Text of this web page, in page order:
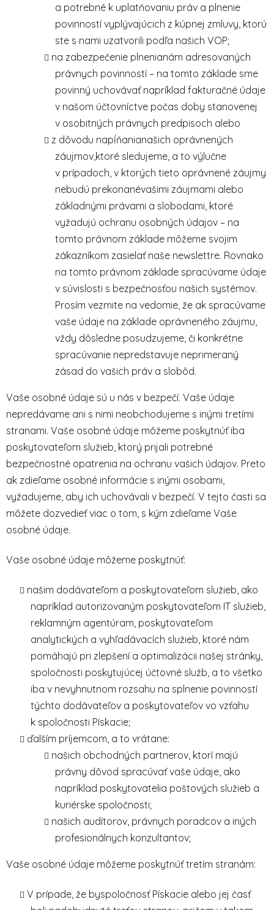
a potrebné k uplatňovaniu práv a plnenie
povinností vyplývajúcich z kúpnej zmluvy, ktorú
ste s nami uzatvorili podľa našich VOP;
na zabezpečenie plnenianám adresovaných
právnych povinností – na tomto základe sme
povinný uchovávať napríklad fakturačné údaje
v našom účtovníctve počas doby stanovenej
v osobitných právnych predpisoch alebo
z dôvodu napĺňanianašich oprávnených
záujmov,ktoré sledujeme, a to výlučne
v prípadoch, v ktorých tieto oprávnené záujmy
nebudú prekonanévašimi záujmami alebo
základnými právami a slobodami, ktoré
vyžadujú ochranu osobných údajov – na
tomto právnom základe môžeme svojim
zákazníkom zasielať naše newslettre. Rovnako
na tomto právnom základe spracúvame údaje
v súvislosti s bezpečnosťou našich systémov.
Prosím vezmite na vedomie, že ak spracúvame
vaše údaje na základe oprávneného záujmu,
vždy dôsledne posudzujeme, či konkrétne
spracúvanie nepredstavuje neprimeraný
zásad do vašich práv a slobôd.
Vaše osobné údaje sú u nás v bezpečí. Vaše údaje
nepredávame ani s nimi neobchodujeme s inými tretími
stranami. Vaše osobné údaje môžeme poskytnúť iba
poskytovateľom služieb, ktorý prijali potrebné
bezpečnostné opatrenia na ochranu vašich údajov. Preto
ak zdieľame osobné informácie s inými osobami,
vyžadujeme, aby ich uchovávali v bezpečí. V tejto časti sa
môžete dozvedieť viac o tom, s kým zdieľame Vaše
osobné údaje.
Vaše osobné údaje môžeme poskytnúť:
našim dodávateľom a poskytovateľom služieb, ako
napríklad autorizovaným poskytovateľom IT služieb,
reklamným agentúram, poskytovateľom
analytických a vyhľadávacích služieb, ktoré nám
pomáhajú pri zlepšení a optimalizácii našej stránky,
spoločnosti poskytujúcej účtovné služb, a to všetko
iba v nevyhnutnom rozsahu na splnenie povinností
týchto dodávateľov a poskytovateľov vo vzťahu
k spoločnosti Pískacie;
ďalším príjemcom, a to vrátane:
našich obchodných partnerov, ktorí majú
právny dôvod spracúvať vaše údaje, ako
napríklad poskytovatelia poštových služieb a
kuriérske spoločnosti;
našich audítorov, právnych poradcov a iných
profesionálnych konzultantov;
Vaše osobné údaje môžeme poskytnúť tretím stranám:
V prípade, že byspoločnosť Pískacie alebo jej časť